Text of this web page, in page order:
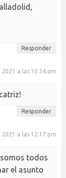
Responder
2021 a las 10:54 pm
Responder
2021 a las 12:17 pm
somos todos
el asunto